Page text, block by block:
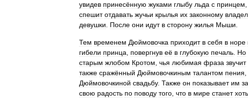
увидев принесённую жуками глыбу льда с принцем
спешит отдавать жучьи крылья их законному
девушки
После они идут в сторону жилья Мыши
Тем временем Дюймовочка приходит в себя в норе
гибели принца повергнув её в глубокую печаль Но
старым жлобом Кротом чья любимая фраза звучит
также сражённый Дюймовочкиным талантом пения
Дюймовочкиной свадьбу. Также он показывает им
свою радость по поводу того что в мире станет хоть